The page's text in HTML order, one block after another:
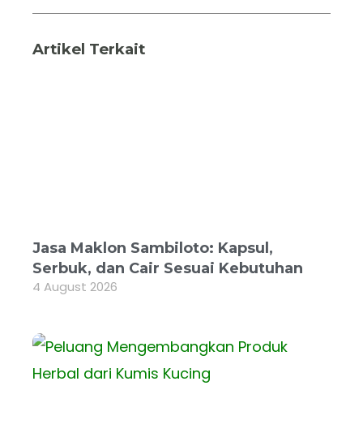
Artikel Terkait
Jasa Maklon Sambiloto: Kapsul,
Serbuk, dan Cair Sesuai Kebutuhan
4 August 2026